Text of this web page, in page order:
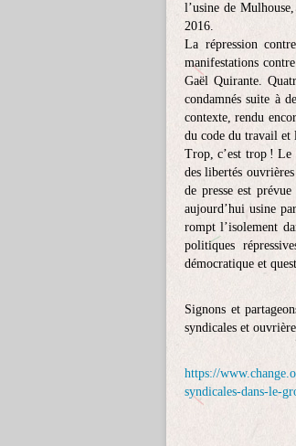
l’usine de
2016.
La répression
manifestations
Gaël Quirante.
condamnés suite à
contexte, rendu
du code du travail et
Trop, c’est trop ! Le
des libertés
de presse est
aujourd’hui usine
rompt l’isolement
politiques
démocratique et
Signons et
syndicales et
https://
syndicales-dans-le-